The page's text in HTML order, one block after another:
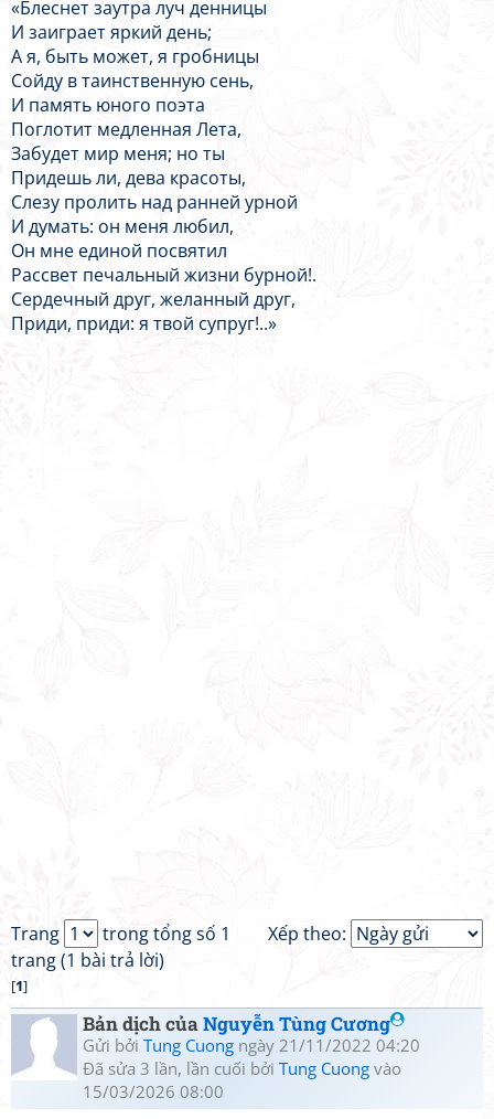
«Блеснет заутра луч денницы
И заиграет яркий день;
А я, быть может, я гробницы
Сойду в таинственную сень,
И память юного поэта
Поглотит медленная Лета,
Забудет мир меня; но ты
Придешь ли, дева красоты,
Слезу пролить над ранней урной
И думать: он меня любил,
Он мне единой посвятил
Рассвет печальный жизни бурной!.
Сердечный друг, желанный друг,
Приди, приди: я твой супруг!..»
Xếp theo:
Trang
trong tổng số 1
trang (1 bài trả lời)
[1]
Bản dịch củaNguyễn Tùng Cương
Gửi bởi Tung Cuong ngày 21/11/2022 04:20
Đã sửa 3 lần, lần cuối bởi Tung Cuong vào
15/03/2026 08:00